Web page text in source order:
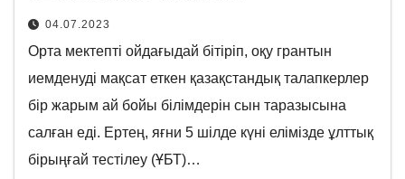
04.07.2023
Орта мектепті ойдағыдай бітіріп, оқу грантын
иемденуді мақсат еткен қазақстандық талапкерлер
бір жарым ай бойы білімдерін сын таразысына
салған еді. Ертең, яғни 5 шілде күні елімізде ұлттық
бірыңғай тестілеу (ҰБТ)…